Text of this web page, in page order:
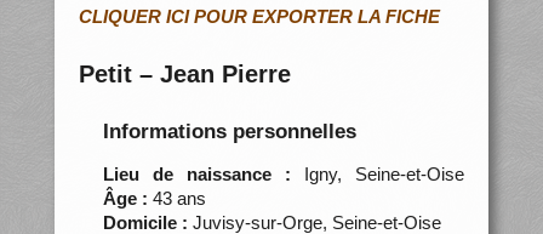
CLIQUER ICI POUR EXPORTER LA FICHE
Petit – Jean Pierre
Informations personnelles
Lieu de naissance : Igny, Seine-et-Oise
Âge : 43 ans
Domicile : Juvisy-sur-Orge, Seine-et-Oise